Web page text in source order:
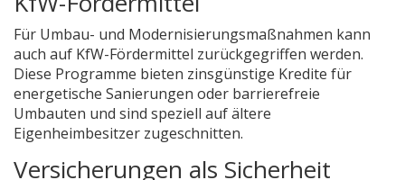
Für Umbau- und Modernisierungsmaßnahmen kann
auch auf KfW-Fördermittel zurückgegriffen werden.
Diese Programme bieten zinsgünstige Kredite für
energetische Sanierungen oder barrierefreie
Umbauten und sind speziell auf ältere
Eigenheimbesitzer zugeschnitten.
Versicherungen als Sicherheit